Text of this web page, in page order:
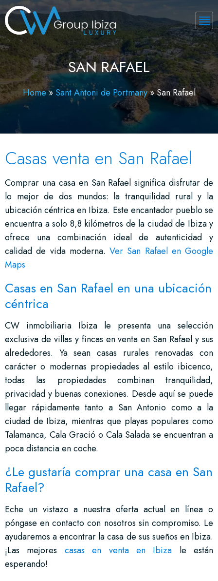
SAN RAFAEL
Home» Sant Antoni de Portmany»San Rafael
Casas venta en San Rafael
Comprar una casa en San Rafael significa disfrutar de
lo mejor de dos mundos: la tranquilidad rural y la
ubicación céntrica en Ibiza. Este encantador pueblo se
encuentra a solo 8,8 kilómetros de la ciudad de Ibiza y
ofrece una combinación ideal de autenticidad y
calidad de vida moderna. Ver San Rafael en Google
Maps
Casas en San Rafael en una ubicación
céntrica
CW inmobiliaria Ibiza le presenta una selección
exclusiva de villas y fincas en venta en San Rafael y sus
alrededores. Ya sean casas rurales renovadas con
carácter o modernas propiedades al estilo ibicenco,
todas las propiedades combinan tranquilidad,
privacidad y buenas conexiones. Desde aquí se puede
llegar rápidamente tanto a San Antonio como a la
ciudad de Ibiza, mientras que playas populares como
Talamanca, Cala Gració o Cala Salada se encuentran a
poca distancia en coche.
¿Le gustaría comprar una casa en San
Rafael?
Eche un vistazo a nuestra oferta actual en línea o
póngase en contacto con nosotros sin compromiso. Le
ayudaremos a encontrar la casa de sus sueños en Ibiza.
¡Las mejores casas en venta en Ibiza le están
esperando!